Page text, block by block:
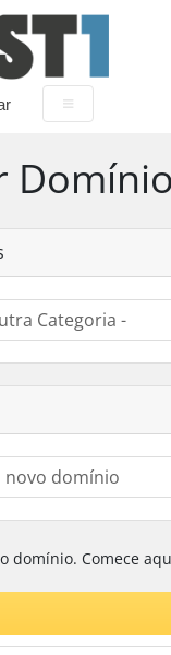
Domínio
domínio. Comece